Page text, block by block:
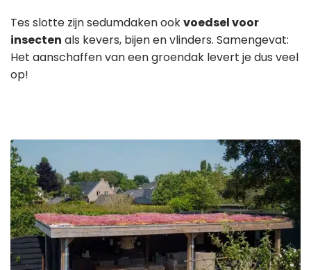
Tes slotte zijn sedumdaken ookvoedsel voor
insecten als kevers, bijen en vlinders. Samengevat:
Het aanschaffen van een groendak levert je dus veel
op!